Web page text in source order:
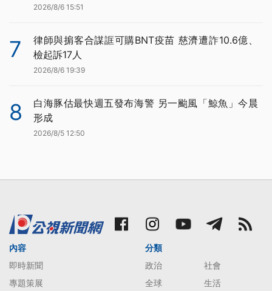
2026/8/6 15:51
7
律師與掮客合謀誆可購BNT疫苗 慈濟遭詐10.6億、
檢起訴17人
2026/8/6 19:39
8
白海豚估最快週五發布海警 另一颱風「鯨魚」今晨
形成
2026/8/5 12:50
內容
即時新聞
專題策展
分類
政治
社會
全球
生活